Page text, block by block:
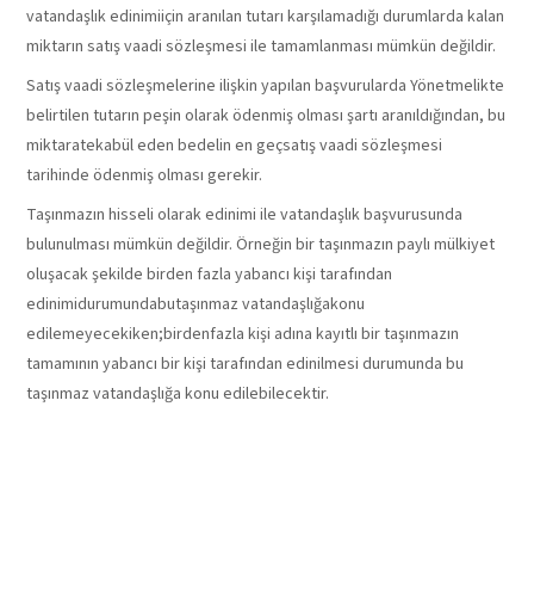
vatandaşlık edinimiiçin aranılan tutarı karşılamadığı durumlarda kalan
miktarın satış vaadi sözleşmesi ile tamamlanması mümkün değildir.
Satış vaadi sözleşmelerine ilişkin yapılan başvurularda Yönetmelikte
belirtilen tutarın peşin olarak ödenmiş olması şartı aranıldığından, bu
miktaratekabül eden bedelin en geçsatış vaadi sözleşmesi
tarihinde ödenmiş olması gerekir.
Taşınmazın hisseli olarak edinimi ile vatandaşlık başvurusunda
bulunulması mümkün değildir. Örneğin bir taşınmazın paylı mülkiyet
oluşacak şekilde birden fazla yabancı kişi tarafından
edinimidurumundabutaşınmaz vatandaşlığakonu
edilemeyecekiken;birdenfazla kişi adına kayıtlı bir taşınmazın
tamamının yabancı bir kişi tarafından edinilmesi durumunda bu
taşınmaz vatandaşlığa konu edilebilecektir.